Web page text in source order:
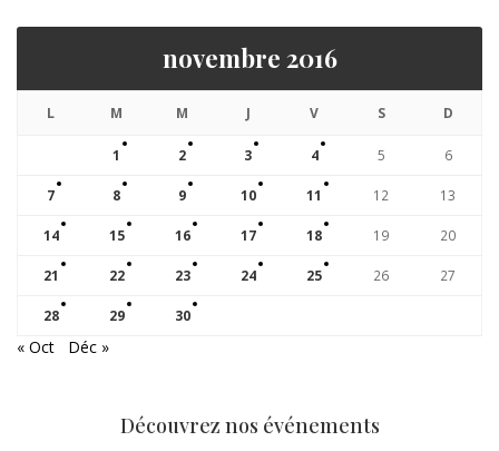
novembre 2016
L M M J V S D
1 2 3 4 5 6
7 8 9 10 11 12 13
14 15 16 17 18 19 20
21 22 23 24 25 26 27
28 29 30
« Oct Déc »
Découvrez nos événements